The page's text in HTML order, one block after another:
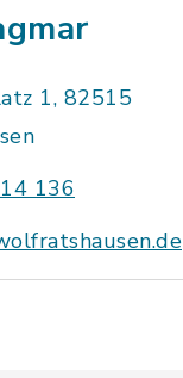
1, 82515
136